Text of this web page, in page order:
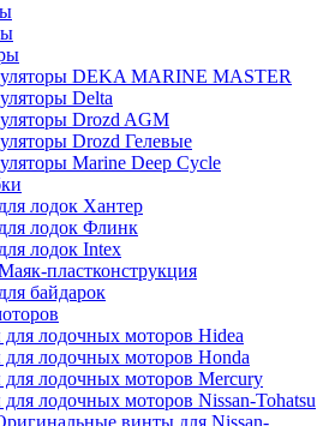
DEKA MARINE MASTER
Delta
Drozd AGM
Drozd Гелевые
Marine Deep Cycle
лодок Хантер
лодок Флинк
лодок Intex
пластконструкция
байдарок
лодочных моторов Hidea
лодочных моторов Honda
лодочных моторов Mercury
лодочных моторов Nissan-Tohatsu
винты для Nissan-